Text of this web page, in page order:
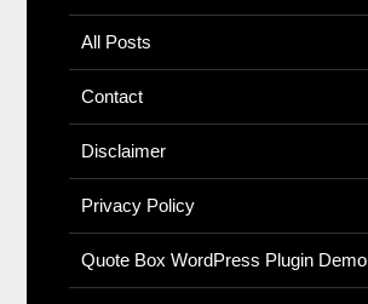
All Posts
Contact
Disclaimer
Privacy Policy
Quote Box WordPress Plugin Demo